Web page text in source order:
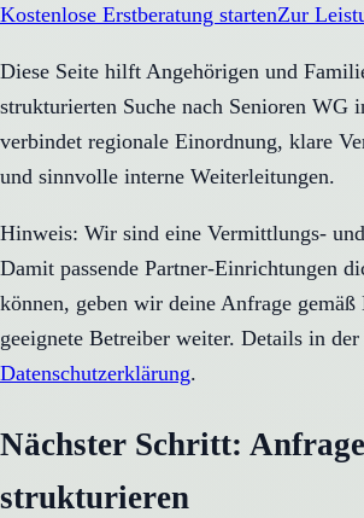
Kostenlose Erstberatung startenZur
Diese Seite hilft Angehörigen und
strukturierten Suche nach Senioren WG
verbindet regionale Einordnung, klare
und sinnvolle interne Weiterleitungen.
Hinweis: Wir sind eine Vermittlungs-
Damit passende Partner-Einrichtungen
können, geben wir deine Anfrage
geeignete Betreiber weiter. Details in der
Datenschutzerklärung.
Nächster Schritt:
strukturieren